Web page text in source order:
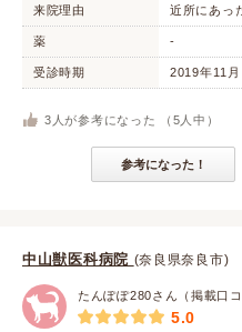
来院理由 近所にあっ
薬 -
受診時期 2019年11月
3 人が参考になった （ 5 人中）
参考になった！
中山獣医科病院 (奈良県奈良市)
たんぽぽ280さん（掲載口
5.0